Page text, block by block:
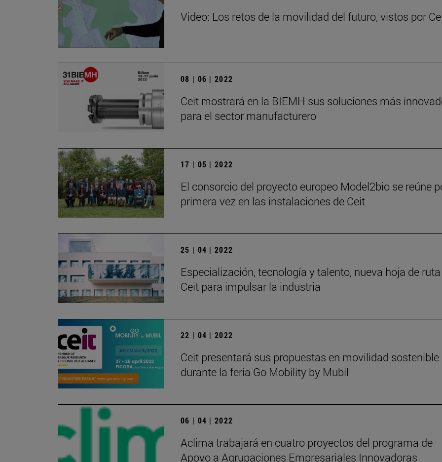
Video: Los retos de la movilidad del futuro, vistos por
08 | 06 | 2022
Ceit mostrará en la BIEMH sus soluciones más
para el sector manufacturero
17 | 05 | 2022
El consorcio del proyecto europeo Model2bio se reúne
primera vez en las instalaciones de Ceit
25 | 04 | 2022
Especialización, tecnología y talento, nueva hoja de
Ceit para impulsar la industria
22 | 04 | 2022
Ceit presentará sus propuestas en movilidad sostenible
durante la feria Go Mobility by Mubil
06 | 04 | 2022
Aclima trabajará en cuatro proyectos del programa de
Apoyo a Agrupaciones Empresariales Innovadoras